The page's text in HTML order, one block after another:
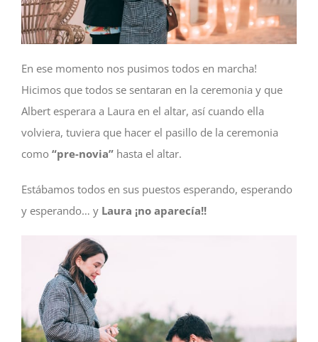
En ese momento nos pusimos todos en marcha!
Hicimos que todos se sentaran en la ceremonia y que
Albert esperara a Laura en el altar, así cuando ella
volviera, tuviera que hacer el pasillo de la ceremonia
como “pre-novia” hasta el altar.
Estábamos todos en sus puestos esperando, esperando
y esperando… y Laura ¡no aparecía!!